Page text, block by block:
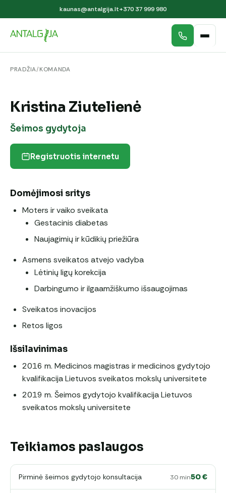
kaunas@antalgija.lt+370 37 999 980
PRADŽIA/KOMANDA
Kristina Ziutelienė
Šeimos gydytoja
Registruotis internetu
Domėjimosi sritys
Moters ir vaiko sveikata
Gestacinis diabetas
Naujagimių ir kūdikių priežiūra
Asmens sveikatos atvejo vadyba
Lėtinių ligų korekcija
Darbingumo ir ilgaamžiškumo išsaugojimas
Sveikatos inovacijos
Retos ligos
Išsilavinimas
2016 m. Medicinos magistras ir medicinos gydytojo
kvalifikacija Lietuvos sveikatos mokslų universitete
2019 m. Šeimos gydytojo kvalifikacija Lietuvos
sveikatos mokslų universitete
Teikiamos paslaugos
Pirminė šeimos gydytojo konsultacija 30 min50 €